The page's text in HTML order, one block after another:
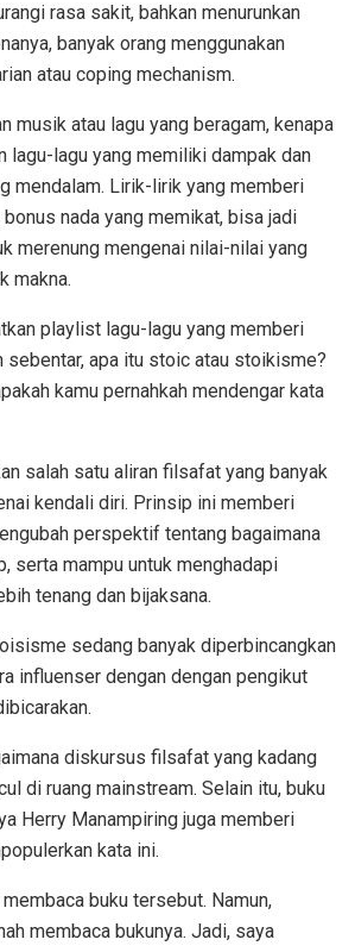
rasa sakit, bahkan menurunkan
banyak orang menggunakan
atau coping mechanism.
musik atau lagu yang beragam, kenapa
lagu-lagu yang memiliki dampak dan
mendalam. Lirik-lirik yang memberi
nada yang memikat, bisa jadi
merenung mengenai nilai-nilai yang
makna.
playlist lagu-lagu yang memberi
sebentar, apa itu stoic atau stoikisme?
kamu pernahkah mendengar kata
salah satu aliran filsafat yang banyak
kendali diri. Prinsip ini memberi
perspektif tentang bagaimana
serta mampu untuk menghadapi
tenang dan bijaksana.
sedang banyak diperbincangkan
influenser dengan dengan pengikut
diskursus filsafat yang kadang
di ruang mainstream. Selain itu, buku
Herry Manampiring juga memberi
kata ini.
buku tersebut. Namun,
membaca bukunya. Jadi, saya